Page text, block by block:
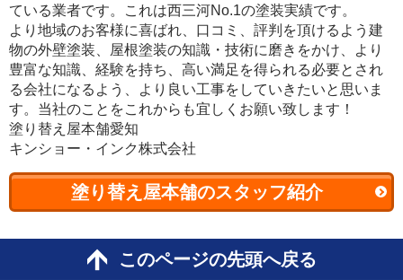
ている業者です。これは西三河No.1の塗装実績です。
より地域のお客様に喜ばれ、口コミ、評判を頂けるよう建
物の外壁塗装、屋根塗装の知識・技術に磨きをかけ、より
豊富な知識、経験を持ち、高い満足を得られる必要とされ
る会社になるよう、より良い工事をしていきたいと思いま
す。当社のことをこれからも宜しくお願い致します！
塗り替え屋本舗愛知
キンショー・インク株式会社
塗り替え屋本舗のスタッフ紹介
このページの先頭へ戻る